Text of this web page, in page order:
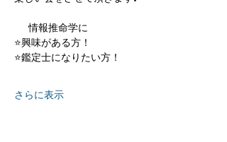
     情報推命学に
⭐興味がある方！
⭐鑑定士になりたい方！
さらに表示